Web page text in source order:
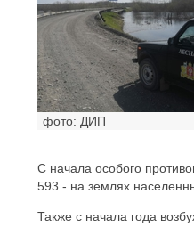
фото: ДИП
С начала особого
593 - на землях
Также с начала года